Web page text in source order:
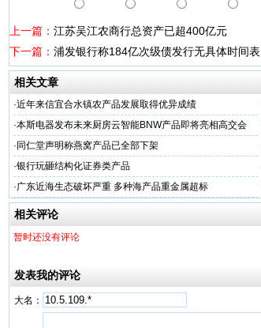
上一篇： 江苏吴江农商行总资产已超400亿元
下一篇： 浦发银行称184亿次级债发行无具体时间表
相关文章
·近年来信宜合水镇农产品发展取得优异成绩
·本斯电器发布未来厨房云智能BNW产品即将亮相高交会
· 同仁堂声明称燕窝产品已全部下架
·银行玩砸结构化证券类产品
·广东近海生态破坏严重 多种海产品重金属超标
相关评论
暂时还没有评论
发表我的评论
大名：